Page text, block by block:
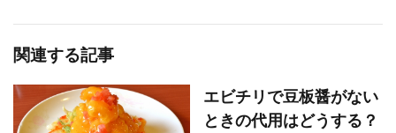
関連する記事
エビチリで豆板醤がない
ときの代用はどうする？